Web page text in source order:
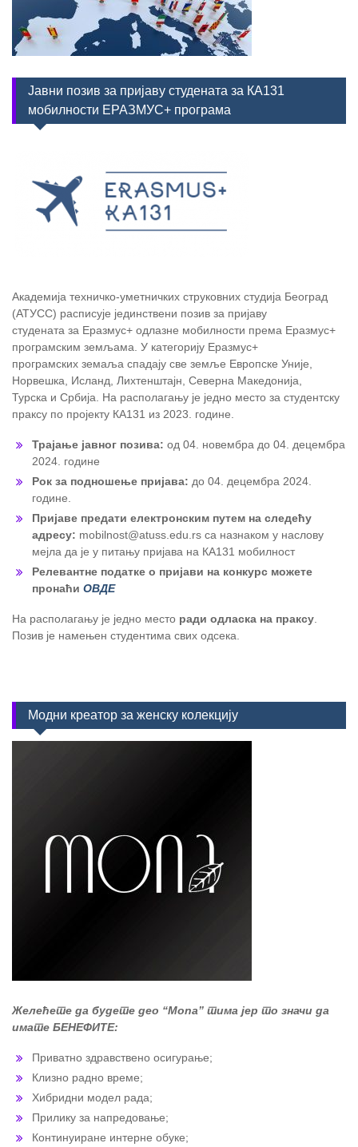
Јавни позив за пријаву студената за КА131
мобилности ЕРАЗМУС+ програма
Академија техничко-уметничких струковних студија Београд
(АТУСС) расписује јединствени позив за пријаву
студената за Еразмус+ одлазне мобилности према Еразмус+
програмским земљама. У категорију Еразмус+
програмских земаља спадају све земље Европске Уније,
Норвешка, Исланд, Лихтенштајн, Северна Македонија,
Турска и Србија. На располагању је једно место за студентску
праксу по пројекту КА131 из 2023. године.
Трајање јавног позива: од 04. новембра до 04. децембра
2024. године
Рок за подношење пријава: до 04. децембра 2024.
године.
Пријаве предати електронским путем на следећу
адресу: mobilnost@atuss.edu.rs са назнаком у наслову
мејла да је у питању пријава на КА131 мобилност
Релевантне податке о пријави на конкурс можете
пронаћи ОВДЕ
На располагању је једно место ради одласка на праксу.
Позив је намењен студентима свих одсека.
Модни креатор за женску колекцију
Желећете да будете део “Mona” тима јер то значи да
имате БЕНЕФИТЕ:
Приватно здравствено осигурање;
Клизно радно време;
Хибридни модел рада;
Прилику за напредовање;
Континуиране интерне обуке;